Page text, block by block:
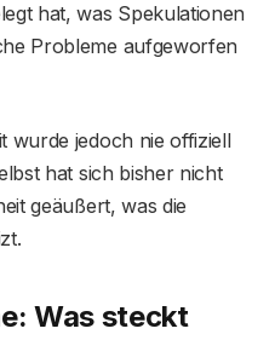
hat, was Spekulationen
Probleme aufgeworfen
wurde jedoch nie offiziell
hat sich bisher nicht
geäußert, was die
Was steckt